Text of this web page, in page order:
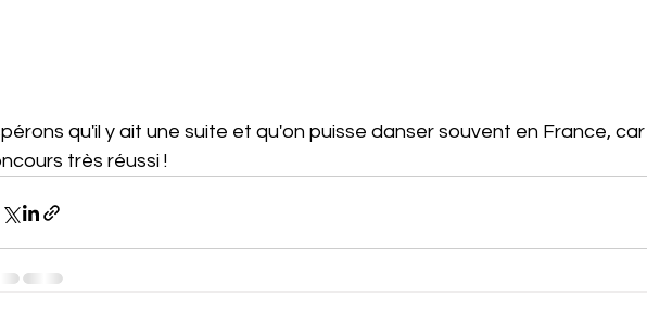
qu'il y ait une suite et qu'on puisse danser souvent en France,
très réussi !